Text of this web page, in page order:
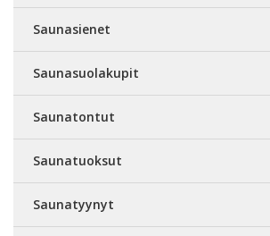
Saunasienet
Saunasuolakupit
Saunatontut
Saunatuoksut
Saunatyynyt